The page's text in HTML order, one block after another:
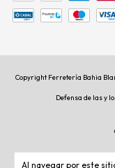
Al navegar por este
Copyright Ferretería Bahia
Defensa de las y